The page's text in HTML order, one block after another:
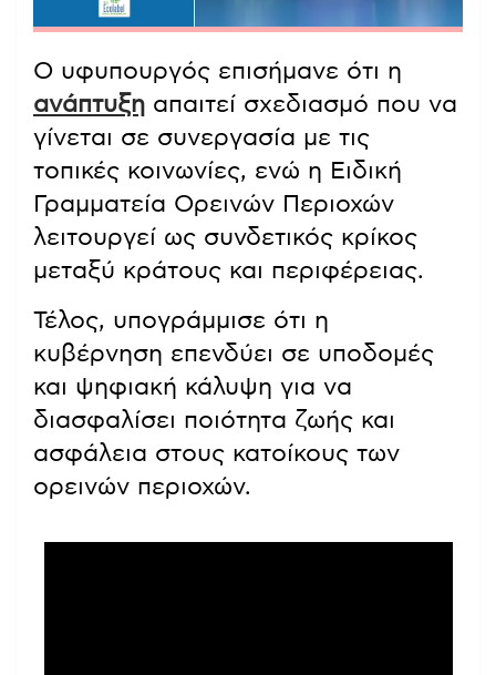
Ο υφυπουργός επισήμανε ότι η
ανάπτυξη απαιτεί σχεδιασμό που να
γίνεται σε συνεργασία με τις
τοπικές κοινωνίες, ενώ η Ειδική
Γραμματεία Ορεινών Περιοχών
λειτουργεί ως συνδετικός κρίκος
μεταξύ κράτους και περιφέρειας.
Τέλος, υπογράμμισε ότι η
κυβέρνηση επενδύει σε υποδομές
και ψηφιακή κάλυψη για να
διασφαλίσει ποιότητα ζωής και
ασφάλεια στους κατοίκους των
ορεινών περιοχών.